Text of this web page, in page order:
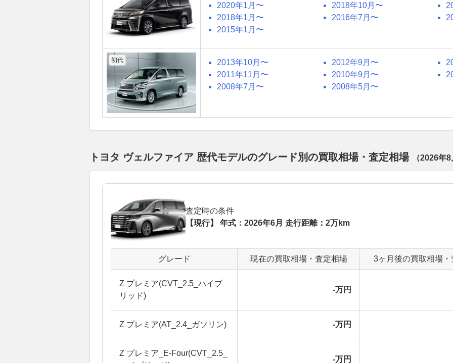
2020年1月〜
2018年10月〜
2018年1月〜
2016年7月〜
2015年1月〜
初代 2013年10月〜 2012年9月〜
2011年11月〜
2010年9月〜
2008年7月〜
2008年5月〜
トヨタ ヴェルファイア 歴代モデルのグレード別の買取相場・査定相場 （2026年8
査定時の条件
【現行】 年式：2026年6月 走行距離：2万km
グレード 現在の買取相場・査定相場 3ヶ月後の買取相場・
Z プレミア(CVT_2.5_ハイブ
リッド)
-万円
Z プレミア(AT_2.4_ガソリン) -万円
Z プレミア_E-Four(CVT_2.5_
-万円